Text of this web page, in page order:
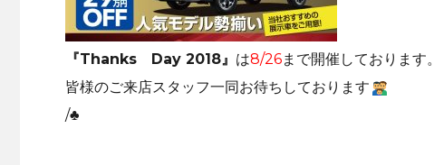
『Thanks Day 2018』 は8/26まで開催しております。
皆様のご来店スタッフ一同お待ちしております
/♣